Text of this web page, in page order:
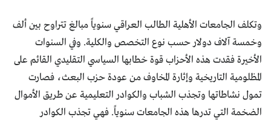
وتكلف الجامعات الأهلية الطالب العراقي سنوياً مبالغ تتراوح بين ألف
وخمسة آلاف دولار حسب نوع التخصص والكلية. وفي السنوات
الأخيرة فقدت هذه الأحزاب قوة خطابها السياسي التقليدي القائم على
المظلومية التاريخية وإثارة المخاوف من عودة حزب البعث، فصارت
تمول نشاطاتها وتجذب الشباب والكوادر التعليمية عن طريق الأموال
الضخمة التي تدرها هذه الجامعات سنوياً. فهي تجذب الكوادر